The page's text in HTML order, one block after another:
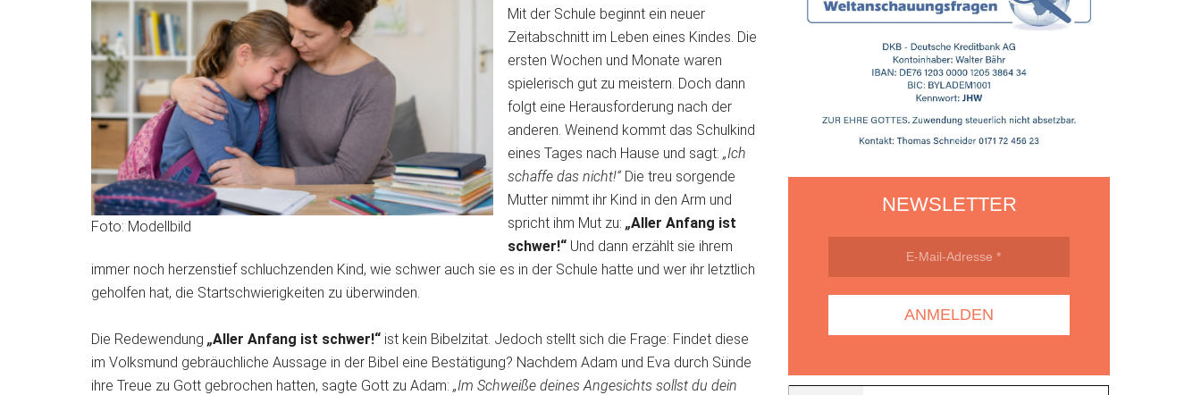
Foto: Modellbild
Mit der Schule beginnt ein neuer
Zeitabschnitt im Leben eines Kindes. Die
ersten Wochen und Monate waren
spielerisch gut zu meistern. Doch dann
folgt eine Herausforderung nach der
anderen. Weinend kommt das Schulkind
eines Tages nach Hause und sagt: „Ich
schaffe das nicht!“Die treu sorgende
Mutter nimmt ihr Kind in den Arm und
spricht ihm Mut zu: „Aller Anfang ist
schwer!“ Und dann erzählt sie ihrem
immer noch herzenstief schluchzenden Kind, wie schwer auch sie es in der Schule hatte und wer ihr letztlich
geholfen hat, die Startschwierigkeiten zu überwinden.
Die Redewendung „Aller Anfang ist schwer!“ ist kein Bibelzitat. Jedoch stellt sich die Frage: Findet diese
im Volksmund gebräuchliche Aussage in der Bibel eine Bestätigung? Nachdem Adam und Eva durch Sünde
ihre Treue zu Gott gebrochen hatten, sagte Gott zu Adam: „Im Schweiße deines Angesichts sollst du dein
NEWSLETTER